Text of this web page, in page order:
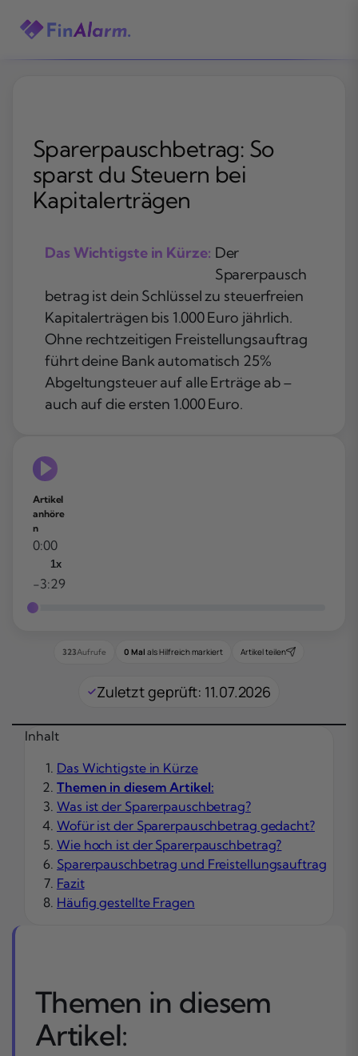
Inhalt
Sparerpauschbetrag: So
sparst du Steuern bei
Kapitalerträgen
Das Wichtigste in Kürze: Der
Sparerpausch
betrag ist dein Schlüssel zu steuerfreien
Kapitalerträgen bis 1.000 Euro jährlich.
Ohne rechtzeitigen Freistellungsauftrag
führt deine Bank automatisch 25%
Abgeltungsteuer auf alle Erträge ab –
auch auf die ersten 1.000 Euro.
Artikel
anhöre
n
0:00
1x
-3:29
323Aufrufe 0 Mal als Hilfreich markiert Artikel teilen
Zuletzt geprüft: 11.07.2026
Inhalt
Das Wichtigste in Kürze
Themen in diesem Artikel:
Was ist der Sparerpauschbetrag?
Wofür ist der Sparerpauschbetrag gedacht?
Wie hoch ist der Sparerpauschbetrag?
Sparerpauschbetrag und Freistellungsauftrag
Fazit
Häufig gestellte Fragen
Themen in diesem
Artikel: